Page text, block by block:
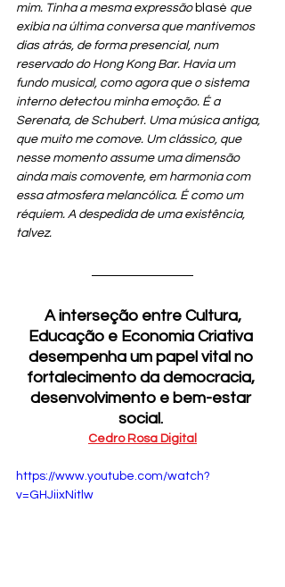
mim. Tinha a mesma expressão blasé que
exibia na última conversa que mantivemos
dias atrás, de forma presencial, num
reservado do Hong Kong Bar. Havia um
fundo musical, como agora que o sistema
interno detectou minha emoção. É a
Serenata, de Schubert. Uma música antiga,
que muito me comove. Um clássico, que
nesse momento assume uma dimensão
ainda mais comovente, em harmonia com
essa atmosfera melancólica. É como um
réquiem. A despedida de uma existência,
talvez.
A interseção entre Cultura,
Educação e Economia Criativa
desempenha um papel vital no
fortalecimento da democracia,
desenvolvimento e bem-estar
social.
Cedro Rosa Digital
https://www.youtube.com/watch?
v=GHJiixNitlw